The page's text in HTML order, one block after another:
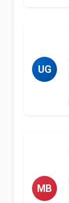
UG
MB